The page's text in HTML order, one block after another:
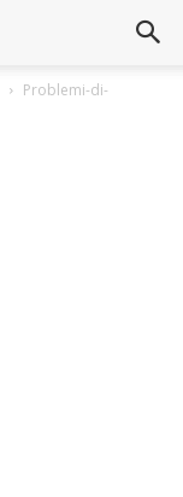
Problemi-di-